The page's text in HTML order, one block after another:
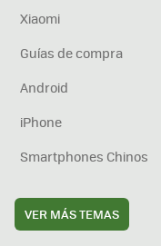
Xiaomi
Guías de compra
Android
iPhone
Smartphones Chinos
VER MÁS TEMAS